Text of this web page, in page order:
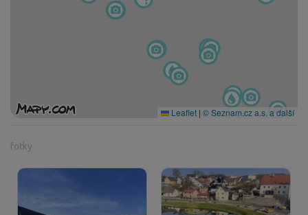
Leaflet | © Seznam.cz a.s. a další
fotky